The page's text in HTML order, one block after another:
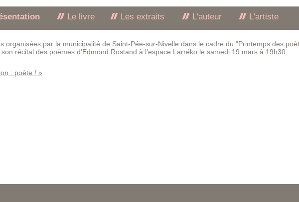
Le livre Les extraits L'auteur L'artiste
organisées par la municipalité de Saint-Pée-sur-Nivelle dans le cadre du "Printemps des
récital des poèmes d’Edmond Rostand à l’espace Larréko le samedi 19 mars à 19h30.
: poète ! »